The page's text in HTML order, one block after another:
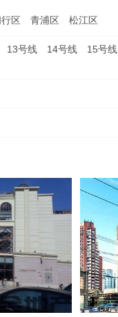
行区 青浦区 松江区
13号线 14号线 15号线